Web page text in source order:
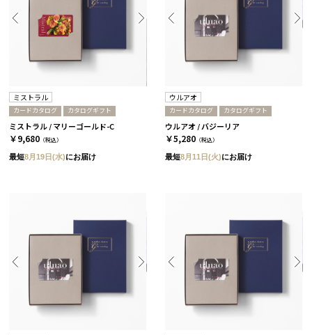
ミストラル
カードカタログ カタログギフト
ミストラル / マリーゴールド-C
￥9,680 （税込）
最短8月19日(水)にお届け
ウルアオ
カードカタログ カタログギフト
ウルアオ / バジーリア
￥5,280 （税込）
最短8月11日(火)にお届け